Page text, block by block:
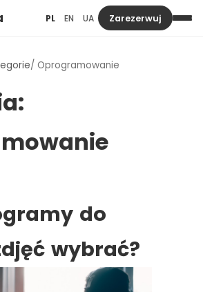
PL EN UA Zarezerwuj
Oprogramowanie
do
wybrać?